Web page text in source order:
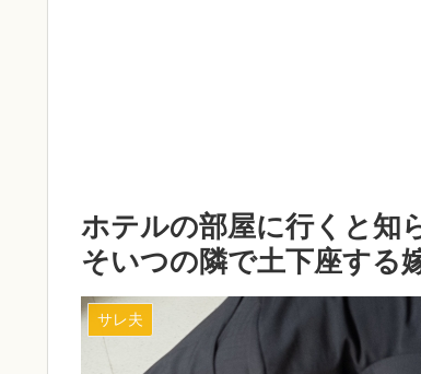
ホテルの部屋に行くと知
そいつの隣で土下座する嫁
サレ夫